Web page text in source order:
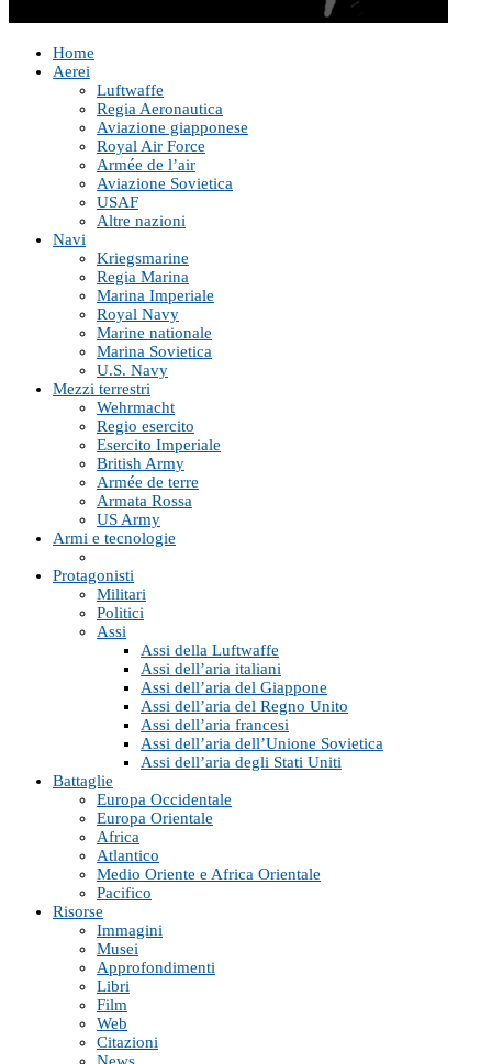
Home
Aerei
Luftwaffe
Regia Aeronautica
Aviazione giapponese
Royal Air Force
Armée de l’air
Aviazione Sovietica
USAF
Altre nazioni
Navi
Kriegsmarine
Regia Marina
Marina Imperiale
Royal Navy
Marine nationale
Marina Sovietica
U.S. Navy
Mezzi terrestri
Wehrmacht
Regio esercito
Esercito Imperiale
British Army
Armée de terre
Armata Rossa
US Army
Armi e tecnologie
Protagonisti
Militari
Politici
Assi
Assi della Luftwaffe
Assi dell’aria italiani
Assi dell’aria del Giappone
Assi dell’aria del Regno Unito
Assi dell’aria francesi
Assi dell’aria dell’Unione Sovietica
Assi dell’aria degli Stati Uniti
Battaglie
Europa Occidentale
Europa Orientale
Africa
Atlantico
Medio Oriente e Africa Orientale
Pacifico
Risorse
Immagini
Musei
Approfondimenti
Libri
Film
Web
Citazioni